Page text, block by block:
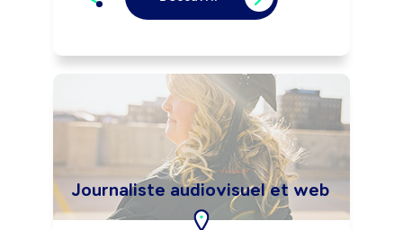
Journaliste audiovisuel et web